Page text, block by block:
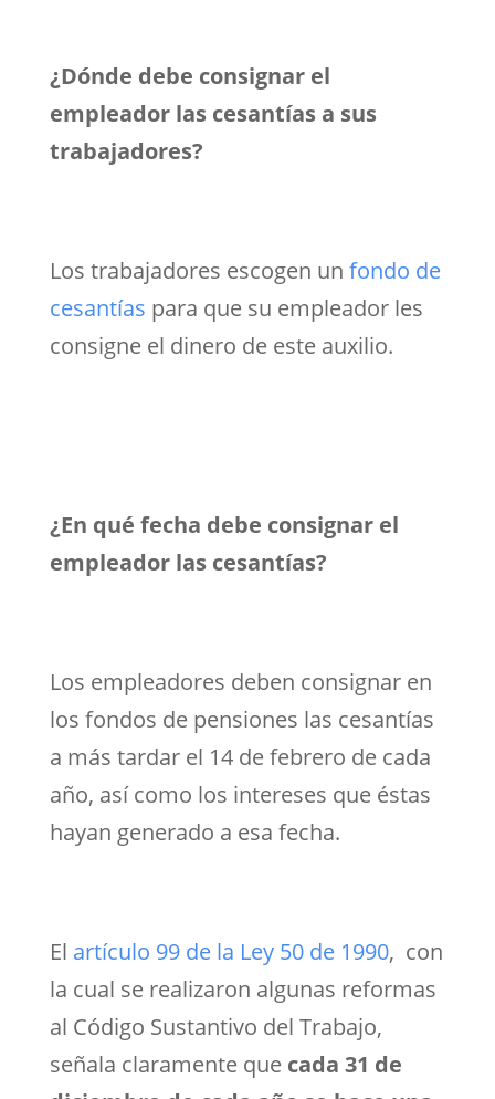
¿Dónde debe consignar el
empleador las cesantías a sus
trabajadores?
Los trabajadores escogen un fondo de
cesantías para que su empleador les
consigne el dinero de este auxilio.
¿En qué fecha debe consignar el
empleador las cesantías?
Los empleadores deben consignar en
los fondos de pensiones las cesantías
a más tardar el 14 de febrero de cada
año, así como los intereses que éstas
hayan generado a esa fecha.
El artículo 99 de la Ley 50 de 1990, con
la cual se realizaron algunas reformas
al Código Sustantivo del Trabajo,
señala claramente que cada 31 de